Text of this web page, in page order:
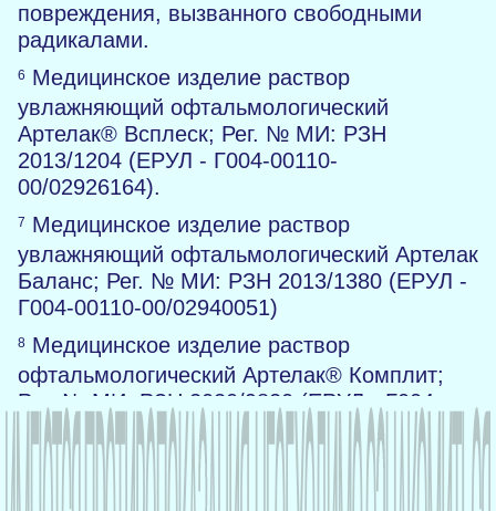
повреждения, вызванного свободными
радикалами.
6 Медицинское изделие раствор
увлажняющий офтальмологический
Артелак® Всплеск; Рег. № МИ: РЗН
2013/1204 (ЕРУЛ - Г004-00110-
00/02926164).
7 Медицинское изделие раствор
увлажняющий офтальмологический Артелак
Баланс; Рег. № МИ: РЗН 2013/1380 (ЕРУЛ -
Г004-00110-00/02940051)
8 Медицинское изделие раствор
офтальмологический Артелак® Комплит;
Рег. № МИ: РЗН 2020/9820 (ЕРУЛ - Г004-
00110-00/02927018)
RUS-OPH-ART-ART-10-2024-5308